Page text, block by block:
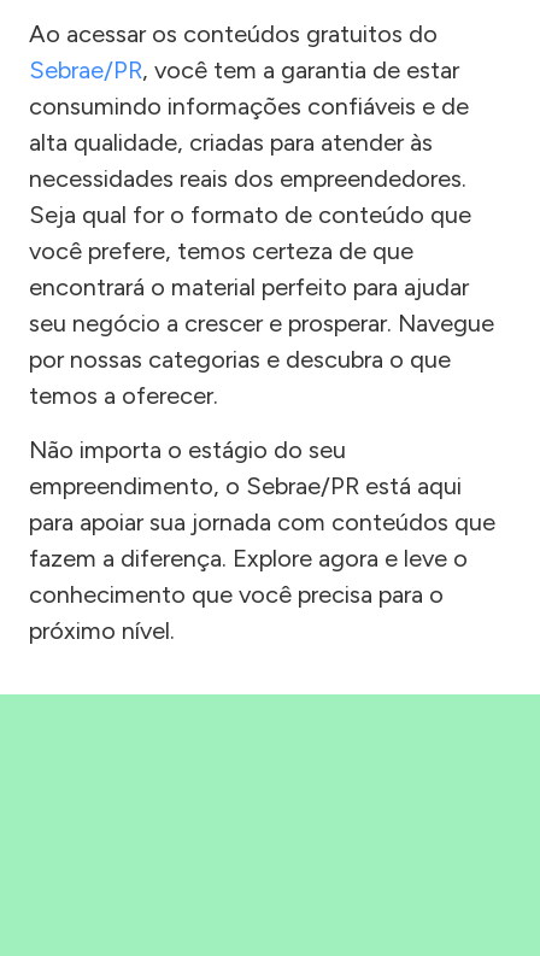
Ao acessar os conteúdos gratuitos do
Sebrae/PR, você tem a garantia de estar
consumindo informações confiáveis e de
alta qualidade, criadas para atender às
necessidades reais dos empreendedores.
Seja qual for o formato de conteúdo que
você prefere, temos certeza de que
encontrará o material perfeito para ajudar
seu negócio a crescer e prosperar. Navegue
por nossas categorias e descubra o que
temos a oferecer.
Não importa o estágio do seu
empreendimento, o Sebrae/PR está aqui
para apoiar sua jornada com conteúdos que
fazem a diferença. Explore agora e leve o
conhecimento que você precisa para o
próximo nível.